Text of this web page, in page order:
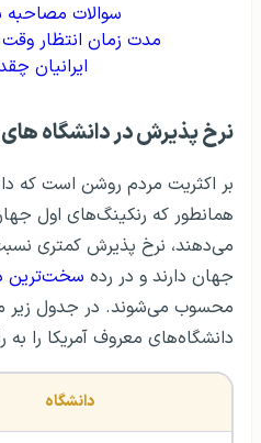
سوالات مصاحبه
مدت زمان انتظار وقت
ایرانیان
نرخ پذیرش در دانشگاه‌ های
بر اکثریت مردم روشن است که
همانطور که رنکینگ‌های اول
می‌دهند، نرخ پذیرش کمتری
جهان دارند و در رده سخت‌ترین
محسوب می‌شوند. در جدول زیر
دانشگاه‌‌های معروف آمریکا را
دانشگاه